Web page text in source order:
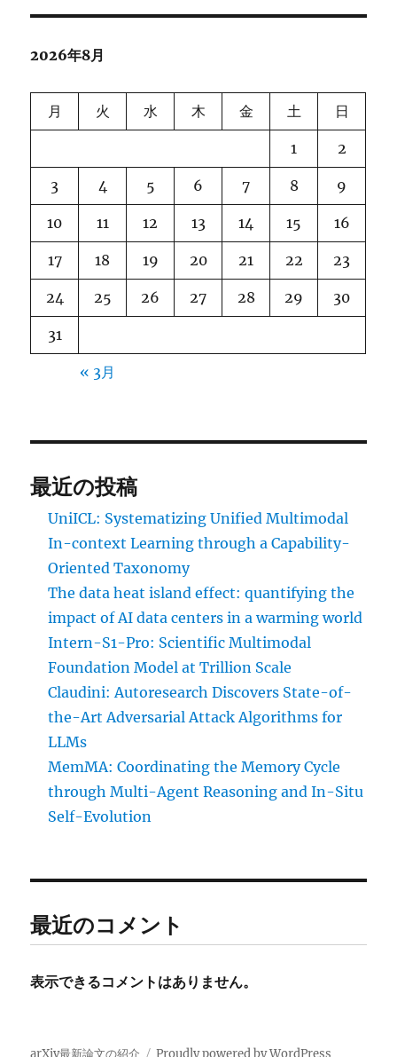
2026年8月
月 火 水 木 金 土 日
1 2
3 4 5 6 7 8 9
10 11 12 13 14 15 16
17 18 19 20 21 22 23
24 25 26 27 28 29 30
31
« 3月
最近の投稿
UniICL: Systematizing Unified Multimodal
In-context Learning through a Capability-
Oriented Taxonomy
The data heat island effect: quantifying the
impact of AI data centers in a warming world
Intern-S1-Pro: Scientific Multimodal
Foundation Model at Trillion Scale
Claudini: Autoresearch Discovers State-of-
the-Art Adversarial Attack Algorithms for
LLMs
MemMA: Coordinating the Memory Cycle
through Multi-Agent Reasoning and In-Situ
Self-Evolution
最近のコメント
表示できるコメントはありません。